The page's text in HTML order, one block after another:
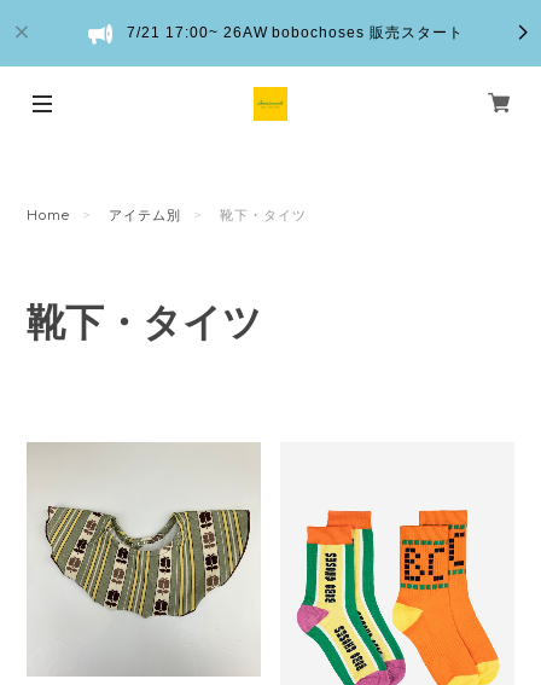
7/21 17:00~ 26AW bobochoses 販売スタート
Home アイテム別 靴下・タイツ
靴下・タイツ